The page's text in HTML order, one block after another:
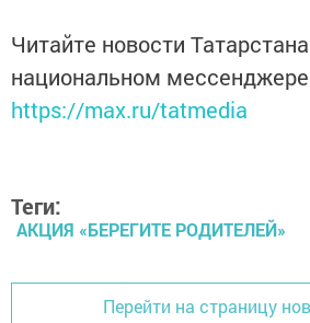
Читайте новости
национальном
https://max.ru/tatmedia
Теги:
АКЦИЯ «БЕРЕГИТЕ РОДИТЕЛЕЙ»
Перейти на страницу